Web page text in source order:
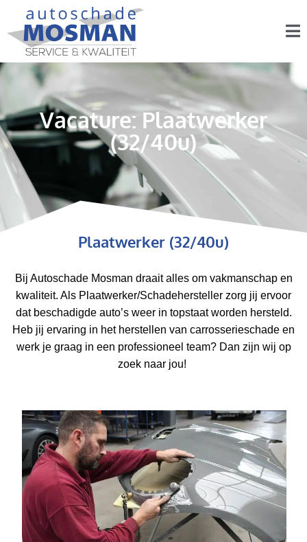
Vacature: Plaatwerker
(32/40u)
Plaatwerker (32/40u)
Bij Autoschade Mosman draait alles om vakmanschap en
kwaliteit. Als Plaatwerker/Schadehersteller zorg jij ervoor
dat beschadigde auto’s weer in topstaat worden hersteld.
Heb jij ervaring in het herstellen van carrosserieschade en
werk je graag in een professioneel team? Dan zijn wij op
zoek naar jou!